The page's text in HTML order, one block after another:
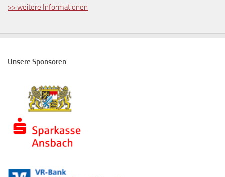
>> weitere Informationen
Unsere Sponsoren